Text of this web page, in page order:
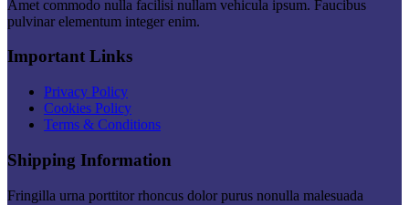
Amet commodo nulla facilisi nullam vehicula ipsum. Faucibus
pulvinar elementum integer enim.
Important Links
Privacy Policy
Cookies Policy
Terms & Conditions
Shipping Information
Fringilla urna porttitor rhoncus dolor purus nonulla malesuada